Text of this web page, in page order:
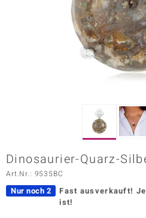
Vogue
Dinosaurier-Quarz-
Art.Nr.: 9535BC
Nur noch 2 Fast ausverkauft!
ist!